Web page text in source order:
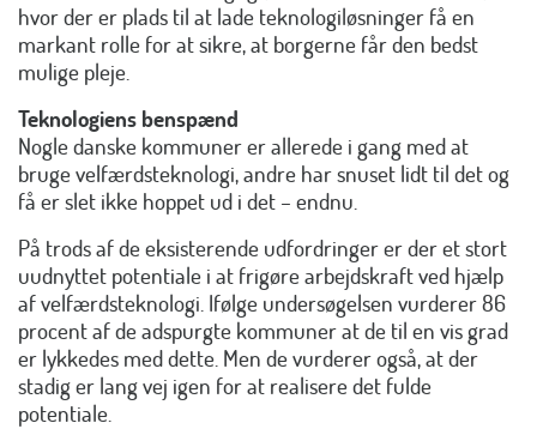
hvor der er plads til at lade teknologiløsninger få en
markant rolle for at sikre, at borgerne får den bedst
mulige pleje.
Teknologiens benspænd
Nogle danske kommuner er allerede i gang med at
bruge velfærdsteknologi, andre har snuset lidt til det og
få er slet ikke hoppet ud i det – endnu.
På trods af de eksisterende udfordringer er der et stort
uudnyttet potentiale i at frigøre arbejdskraft ved hjælp
af velfærdsteknologi. Ifølge undersøgelsen vurderer 86
procent af de adspurgte kommuner at de til en vis grad
er lykkedes med dette. Men de vurderer også, at der
stadig er lang vej igen for at realisere det fulde
potentiale.